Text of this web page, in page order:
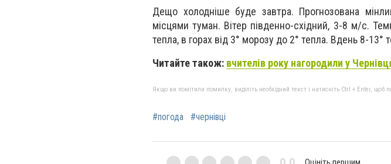
Дещо холодніше буде завтра. Прогнозована м
місцями туман. Вiтер південно-східний, 3-8 м/с.
тепла, в горах від 3° морозу до 2° тепла. Вдень 8-13°
Читайте також: вчителів року нагородили у
Якщо ви помітили помилку, виділіть необхідний текст і натисніть Ctrl + Enter, щоб
#погода #чернівці